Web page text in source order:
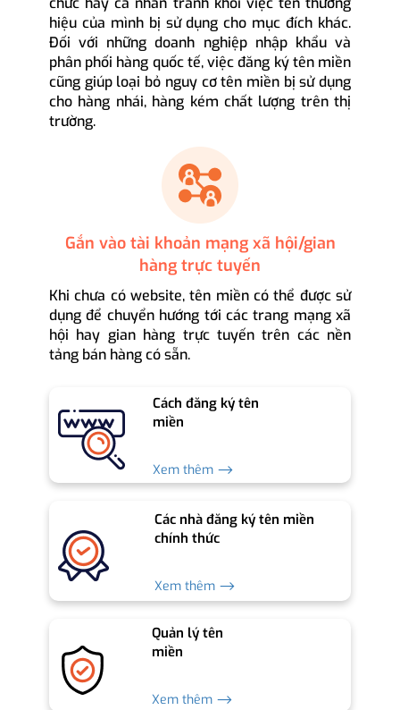
hiệu của mình bị sử dụng cho mục đích khác.
Đối với những doanh nghiệp nhập khẩu và
phân phối hàng quốc tế, việc đăng ký tên miền
cũng giúp loại bỏ nguy cơ tên miền bị sử dụng
cho hàng nhái, hàng kém chất lượng trên thị
trường.
Gắn vào tài khoản mạng xã hội/gian
hàng trực tuyến
Khi chưa có website, tên miền có thể được sử
dụng để chuyển hướng tới các trang mạng xã
hội hay gian hàng trực tuyến trên các nền
tảng bán hàng có sẵn.
Cách đăng ký tên
miền
Xem thêm ⟶
Các nhà đăng ký tên miền
chính thức
Xem thêm ⟶
Quản lý tên
miền
Xem thêm ⟶